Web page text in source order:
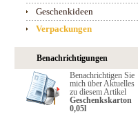
Geschenkideen
Verpackungen
Benachrichtigungen
Benachrichtigen Sie
mich über Aktuelles
zu diesem Artikel
Geschenkskarton
0,05l